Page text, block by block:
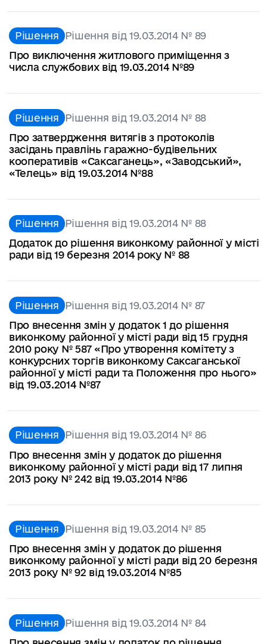
Рішення Рішення від 19.03.2014 № 89
Про виключення житлового приміщення з
числа службових від 19.03.2014 №89
Рішення Рішення від 19.03.2014 № 88
Про затвердження витягів з протоколів
засідань правлінь гаражно-будівельних
кооперативів «Саксаганець», «Заводський»,
«Телець» від 19.03.2014 №88
Рішення Рішення від 19.03.2014 № 88
Додаток до рішення виконкому районної у місті
ради від 19 березня 2014 року № 88
Рішення Рішення від 19.03.2014 № 87
Про внесення змін у додаток 1 до рішення
виконкому районної у місті ради від 15 грудня
2010 року № 587 «Про утворення комітету з
конкурсних торгів виконкому Саксаганської
районної у місті ради та Положення про нього»
від 19.03.2014 №87
Рішення Рішення від 19.03.2014 № 86
Про внесення змін у додаток до рішення
виконкому районної у місті ради від 17 липня
2013 року № 242 від 19.03.2014 №86
Рішення Рішення від 19.03.2014 № 85
Про внесення змін у додаток до рішення
виконкому районної у місті ради від 20 березня
2013 року № 92 від 19.03.2014 №85
Рішення Рішення від 19.03.2014 № 84